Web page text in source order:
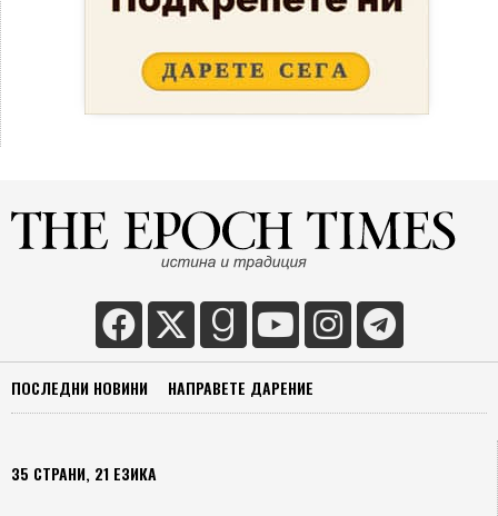
ПОСЛЕДНИ НОВИНИ НАПРАВЕТЕ ДАРЕНИЕ
35 СТРАНИ, 21 ЕЗИКА